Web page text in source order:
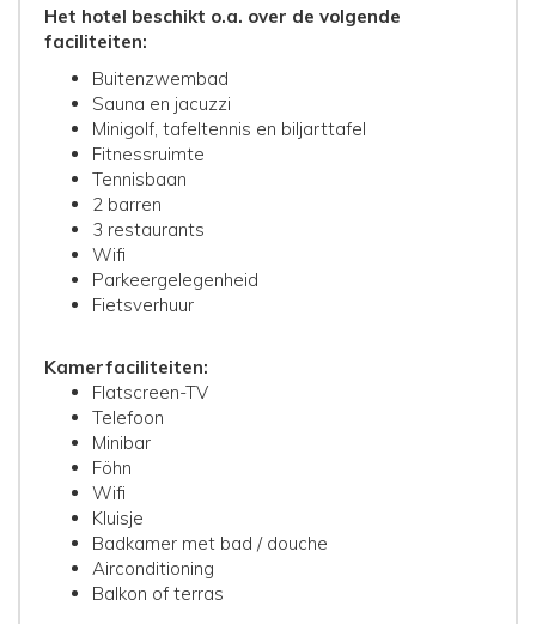
Het hotel beschikt o.a. over de volgende
faciliteiten:
Buitenzwembad
Sauna en jacuzzi
Minigolf, tafeltennis en biljarttafel
Fitnessruimte
Tennisbaan
2 barren
3 restaurants
Wifi
Parkeergelegenheid
Fietsverhuur
Kamerfaciliteiten:
Flatscreen-TV
Telefoon
Minibar
Föhn
Wifi
Kluisje
Badkamer met bad / douche
Airconditioning
Balkon of terras